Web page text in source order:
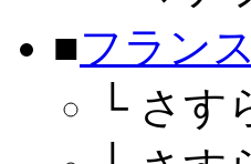
■フラン
└ さす